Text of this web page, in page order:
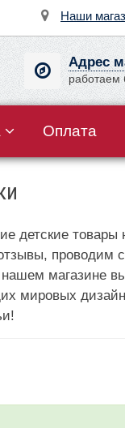
Наши
Адрес
работаем
Оплата
проводим
магазине
мировых